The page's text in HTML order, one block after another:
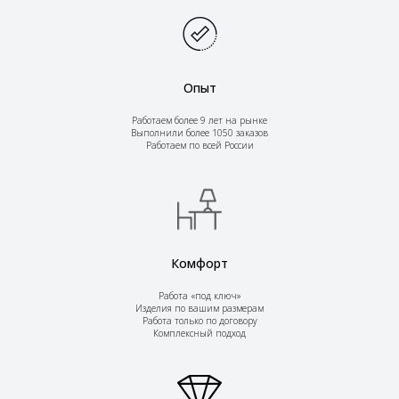
Опыт
Работаем более 9 лет на рынке
Выполнили более 1050 заказов
Работаем по всей России
Комфорт
Работа «под ключ»
Изделия по вашим размерам
Работа только по договору
Комплексный подход